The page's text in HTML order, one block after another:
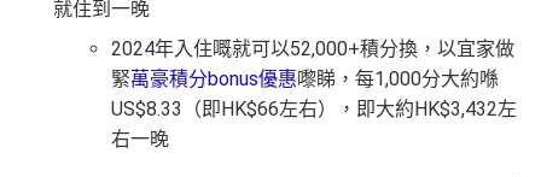
就住到一晚
2024年入住嘅就可以52,000+積分換，以宜家做
緊萬豪積分bonus優惠嚟睇，每1,000分大約喺
US$8.33（即HK$66左右），即大約HK$3,432左
右一晚